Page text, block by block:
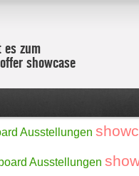
es zum
showcase
Ausstellungen
Ausstellungen